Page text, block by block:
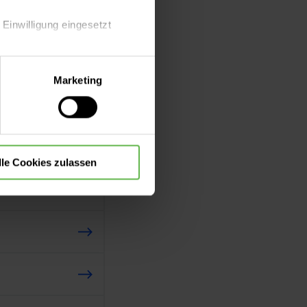
eingesetzt
Auswahl hinsichtlich der
Verwendung aller Cookies
Marketing
Cookies zulassen